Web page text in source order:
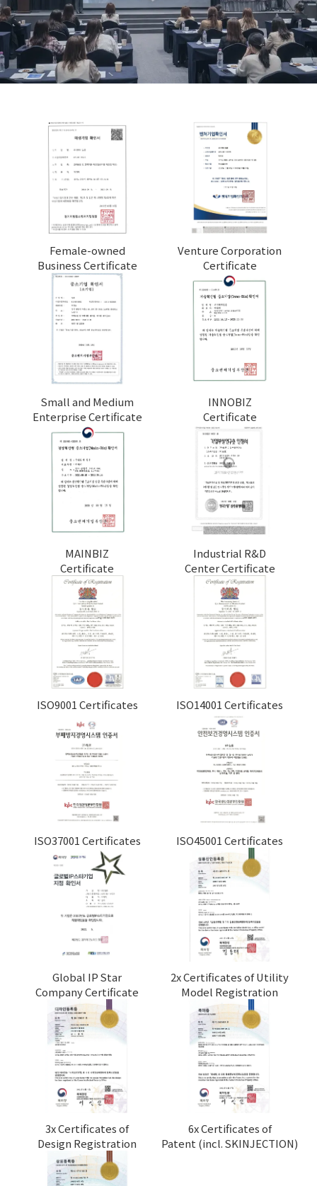
Female-owned
Business Certificate
Venture Corporation
Certificate
Small and Medium
Enterprise Certificate
INNOBIZ
Certificate
MAINBIZ
Certificate
Industrial R&D
Center Certificate
ISO9001 Certificates ISO14001 Certificates
ISO37001 Certificates ISO45001 Certificates
Global IP Star
Company Certificate
2x Certificates of Utility
Model Registration
3x Certificates of
Design Registration
6x Certificates of
Patent (incl. SKINJECTION)